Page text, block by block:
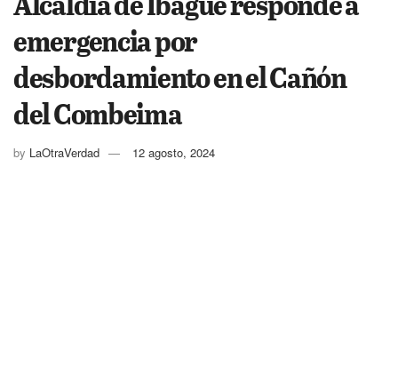
emergencia por
desbordamiento en el Cañón
del Combeima
by LaOtraVerdad 12 agosto, 2024